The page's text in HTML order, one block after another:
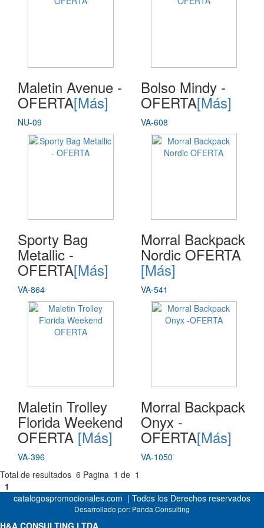
Maletin Avenue -
OFERTA[Más]
NU-09
Bolso Mindy -
OFERTA[Más]
VA-608
Sporty Bag
Metallic -
OFERTA[Más]
VA-864
Morral Backpack
Nordic OFERTA
[Más]
VA-541
Maletin Trolley
Florida Weekend
OFERTA [Más]
VA-396
Morral Backpack
Onyx -
OFERTA[Más]
VA-1050
Total de resultados 6 Pagina 1 de 1
1
catalogospromocionales.com | Todos los Derechos reservados
Desarrollado por: Panda Consulting
H&A CONSULTING LTDA